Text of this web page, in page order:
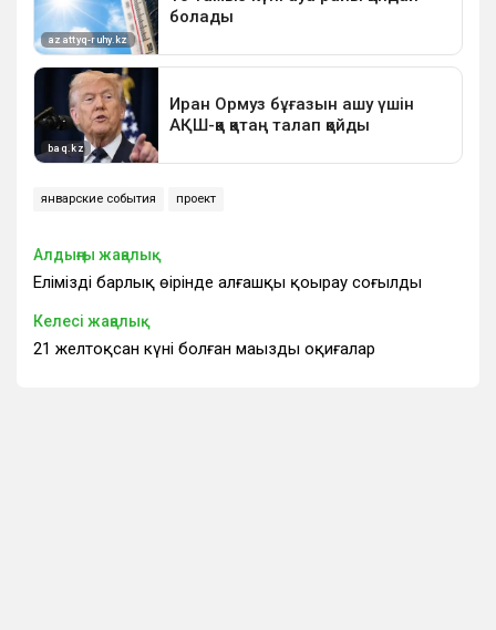
январские события проект
Алдыңғы жаңалық
Еліміздің барлық өңірінде алғашқы қоңырау соғылды
Келесі жаңалық
21 желтоқсан күні болған маңызды оқиғалар